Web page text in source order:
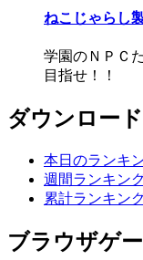
ねこじゃらし
学園のＮＰＣ
目指せ！！
ダウンロー
本日のランキ
週間ランキン
累計ランキン
ブラウザゲ